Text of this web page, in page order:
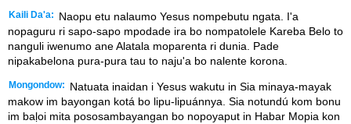
Kaili Da'a:
Naopu etu nalaumo Yesus nompebutu ngata. I'a
nopaguru ri sapo-sapo mpodade ira bo nompatolele Kareba Belo to
nanguli iwenumo ane Alatala moparenta ri dunia. Pade
nipakabelona pura-pura tau to naju'a bo nalente korona.
Mongondow:
Natuata inaidan i Yesus wakutu in Sia minaya-mayak
makow im bayongan kotá bo lipu-lipuánnya. Sia notundú kom bonu
im baḷoi mita pososambayangan bo nopoyaput in Habar Mopia kon